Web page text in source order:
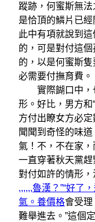
蹤跡，何蜜斯無
是恰頂的鱗片已
此中有項就說到
的，可是對付這
的，以是何蜜斯
必需要付撫育費。
實際餬口中，
形。好比，男方和
方付出瞭女方必
聞聞到奇怪的味
氣！不，不在家
一直穿著秋天黨趕
對付如許的情形
,,,,,,魯漢？”“好了
氣。養價格會受理
難舉進去。”這個